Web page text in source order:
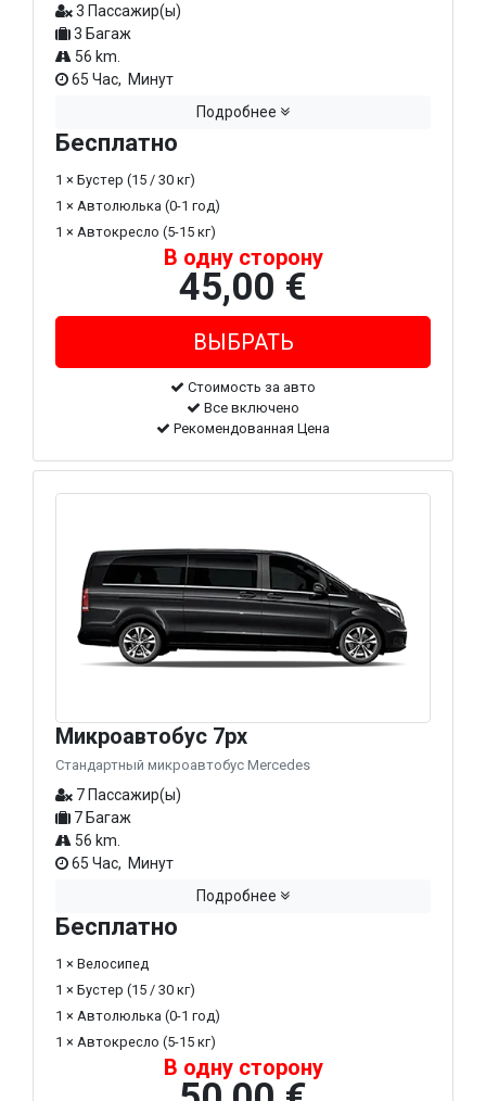
3 Пассажир(ы)
3 Багаж
56 km.
65 Час, Минут
Подробнее
Бесплатно
1 × Бустер (15 / 30 кг)
1 × Автолюлька (0-1 год)
1 × Автокресло (5-15 кг)
В одну сторону
45,00 €
Стоимость за авто
Все включено
Рекомендованная Цена
Микроавтобус 7px
Стандартный микроавтобус Mercedes
7 Пассажир(ы)
7 Багаж
56 km.
65 Час, Минут
Подробнее
Бесплатно
1 × Велосипед
1 × Бустер (15 / 30 кг)
1 × Автолюлька (0-1 год)
1 × Автокресло (5-15 кг)
В одну сторону